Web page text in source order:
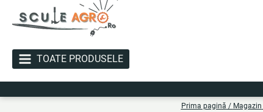
TOATE PRODUSELE
Prima pagină / Magazin